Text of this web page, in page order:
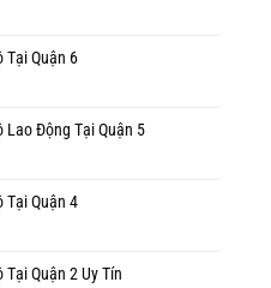
Tại Quận 6
Lao Động Tại Quận 5
Tại Quận 4
Quận 2 Uy Tín